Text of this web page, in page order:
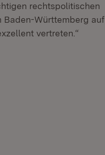
rechtspolitischen
Baden-Württemberg auf
vertreten.“